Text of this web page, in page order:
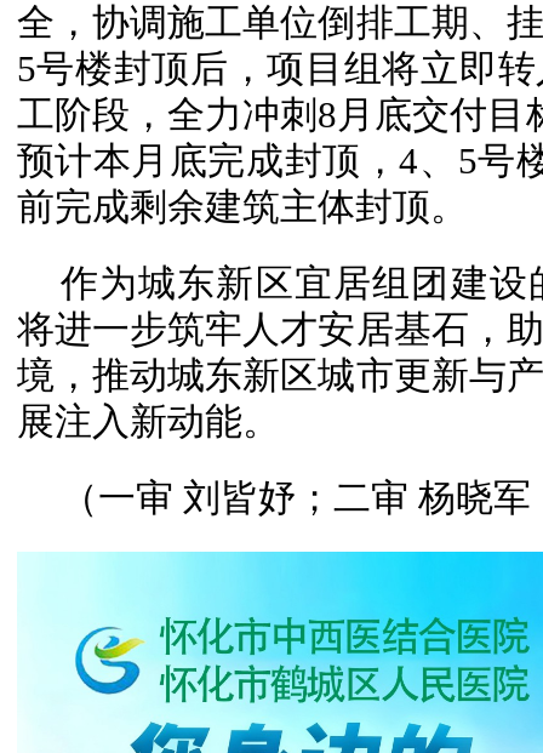
全，协调施工单位倒排工期、
5号楼封顶后，项目组将立即
工阶段，全力冲刺8月底交付
预计本月底完成封顶，4、5号
前完成剩余建筑主体封顶。
作为城东新区宜居组团建
将进一步筑牢人才安居基石，
境，推动城东新区城市更新与
展注入新动能。
（一审 刘皆妤；二审 杨晓